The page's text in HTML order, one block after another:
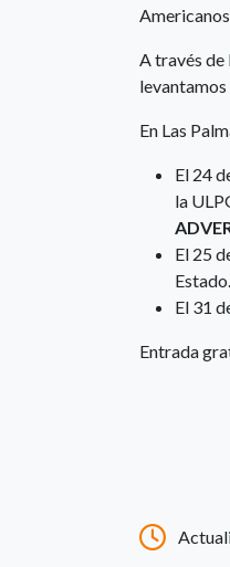
A través de
En Las
El 24
la
El 25
Estado.
El 31
Entrada